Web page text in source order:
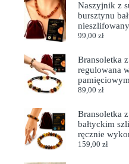
Naszyjnik z
bursztynu
99,00 zł
Bransoletka
regulowana
pamięciowym
89,00 zł
Bransoletka
bałtyckim
ręcznie
159,00 zł